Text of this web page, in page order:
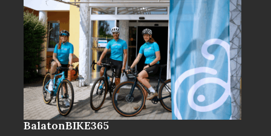
BalatonBIKE365